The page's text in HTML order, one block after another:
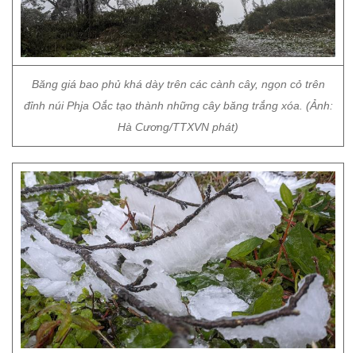
Băng giá bao phủ khá dày trên các cành cây, ngọn cỏ trên
đỉnh núi Phja Oắc tạo thành những cây băng trắng xóa. (Ảnh:
Hà Cương/TTXVN phát)